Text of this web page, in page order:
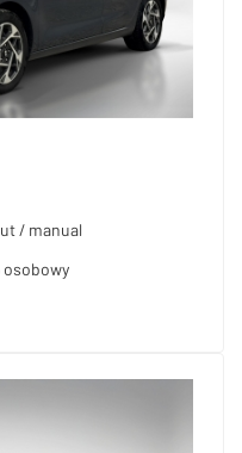
/ manual
osobowy